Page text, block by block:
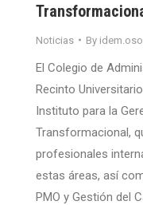
Noticias By
El Colegio de
Recinto
Instituto para la
Transformacional,
profesionales
estas áreas, así
PMO y Gestión del